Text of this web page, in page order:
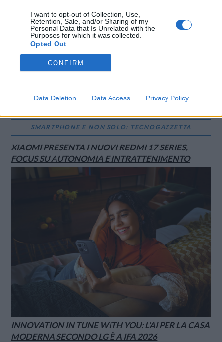
I want to opt-out of Collection, Use,
Retention, Sale, and/or Sharing of my
Personal Data that Is Unrelated with the
Purposes for which it was collected.
Opted Out
CONFIRM
Data Deletion Data Access Privacy Policy
SMARTPHONE E NON SOLO: TECNOGAZZETTA
XIAOMI PRESENTA I NUOVI REDMI 17 SERIES,
FOCUS SU AUTONOMIA E INTRATTENIMENTO
INNOVATION IN TUNE WITH YOU: L’AI PER LA CASA
MODERNA SECONDO LG È A IFA 2026